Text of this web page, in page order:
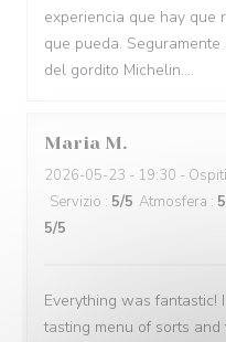
experiencia que hay que
que pueda.
del gordito Michelin....
Maria M
2026-05-23 - 19:30 -
Servizio : 5/5 Atmosfera : 5
5/5
Everything was fantastic!
tasting menu of sorts